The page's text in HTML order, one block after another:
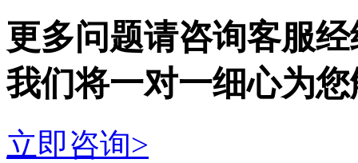
更多问题请咨询客服
我们将一对一细心为
立即咨询>